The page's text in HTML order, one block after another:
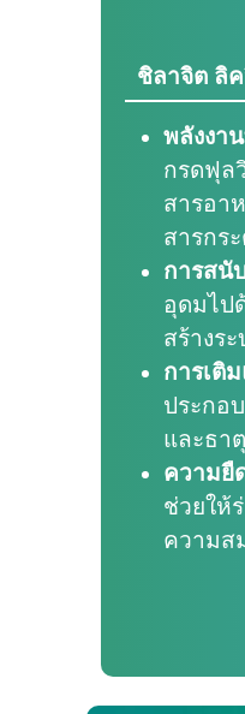
ชิลาจิต ลิ
พลังงา
กรดฟุล
สารอา
สารกร
การสนั
อุดมไป
สร้างร
การเติ
ประกอ
และธา
ความยื
ช่วยให้
ความส